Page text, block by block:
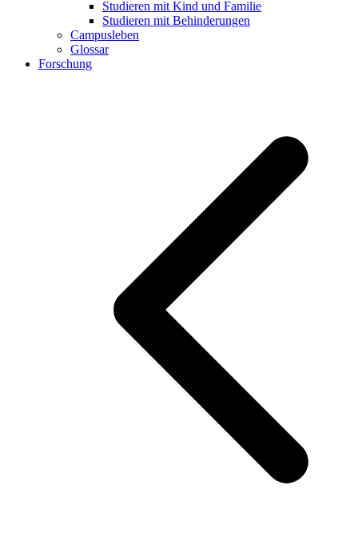
Studieren mit Kind und Familie
Studieren mit Behinderungen
Campusleben
Glossar
Forschung